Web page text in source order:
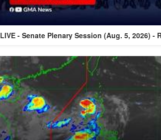
LIVE - Senate Plenary Session (Aug. 5, 2026) -